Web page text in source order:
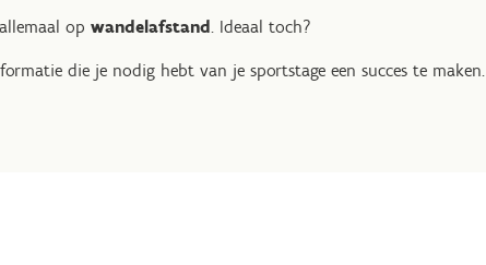
op wandelafstand. Ideaal toch?
die je nodig hebt van je sportstage een succes te maken.